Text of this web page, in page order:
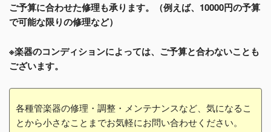
ご予算に合わせた修理も承ります。（例えば、10000円の予算
で可能な限りの修理など）
※楽器のコンディションによっては、ご予算と合わないことも
ございます。
各種管楽器の修理・調整・メンテナンスなど、気になるこ
とから小さなことまでお気軽にお問い合わせください。